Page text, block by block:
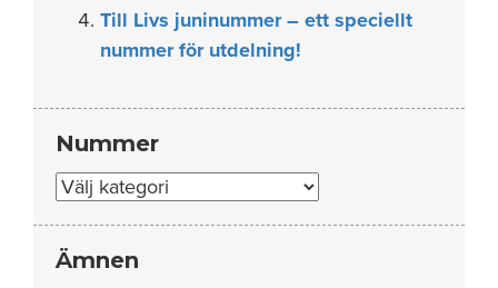
Till Livs juninummer – ett speciellt
nummer för utdelning!
Nummer
Nummer
Ämnen